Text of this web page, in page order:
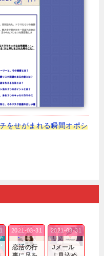
をせがまれる瞬間オポシ
恋活の行
2021-03-31
Jメール
2021-03-31